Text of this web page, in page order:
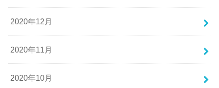
2020年12月
2020年11月
2020年10月